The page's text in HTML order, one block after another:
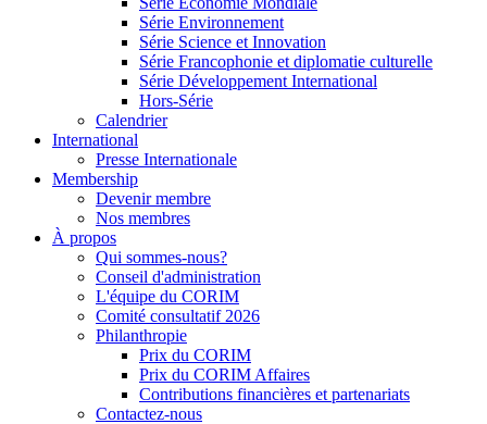
Série Environnement
Série Science et Innovation
Série Francophonie et diplomatie culturelle
Série Développement International
Hors-Série
Calendrier
International
Presse Internationale
Membership
Devenir membre
Nos membres
À propos
Qui sommes-nous?
Conseil d'administration
L'équipe du CORIM
Comité consultatif 2026
Philanthropie
Prix du CORIM
Prix du CORIM Affaires
Contributions financières et partenariats
Contactez-nous